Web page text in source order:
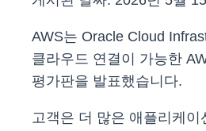
AWS는 Oracle Cloud
클라우드 연결이 가능한
평가판을 발표했습니다.
고객은 더 많은 애플리케이